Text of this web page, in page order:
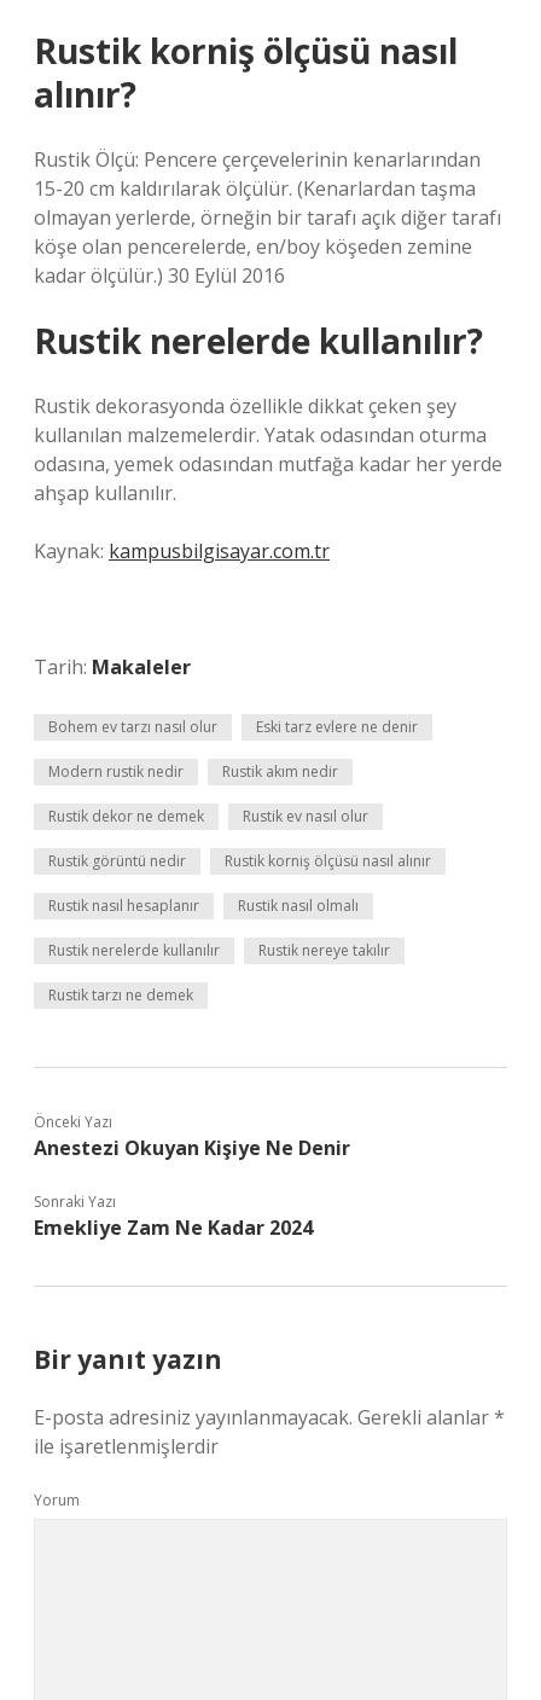
Rustik korniş ölçüsü nasıl
alınır?
Rustik Ölçü: Pencere çerçevelerinin kenarlarından
15-20 cm kaldırılarak ölçülür. (Kenarlardan taşma
olmayan yerlerde, örneğin bir tarafı açık diğer tarafı
köşe olan pencerelerde, en/boy köşeden zemine
kadar ölçülür.) 30 Eylül 2016
Rustik nerelerde kullanılır?
Rustik dekorasyonda özellikle dikkat çeken şey
kullanılan malzemelerdir. Yatak odasından oturma
odasına, yemek odasından mutfağa kadar her yerde
ahşap kullanılır.
Kaynak: kampusbilgisayar.com.tr
Tarih: Makaleler
Bohem ev tarzı nasıl olur Eski tarz evlere ne denir
Modern rustik nedir Rustik akım nedir
Rustik dekor ne demek Rustik ev nasıl olur
Rustik görüntü nedir Rustik korniş ölçüsü nasıl alınır
Rustik nasıl hesaplanır Rustik nasıl olmalı
Rustik nerelerde kullanılır Rustik nereye takılır
Rustik tarzı ne demek
Önceki Yazı
Anestezi Okuyan Kişiye Ne Denir
Sonraki Yazı
Emekliye Zam Ne Kadar 2024
Bir yanıt yazın
E-posta adresiniz yayınlanmayacak. Gerekli alanlar*
ile işaretlenmişlerdir
Yorum